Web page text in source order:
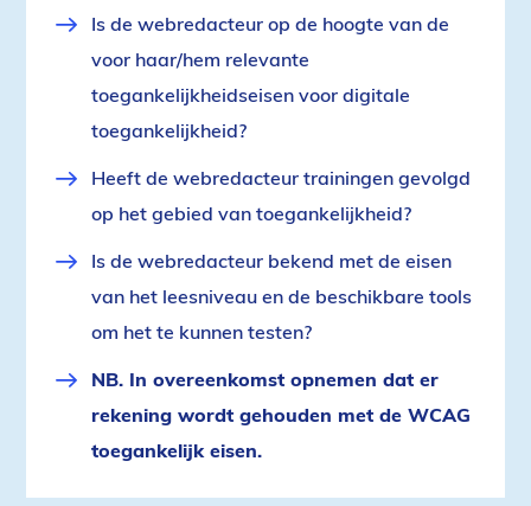
Is de webredacteur op de hoogte van de
voor haar/hem relevante
toegankelijkheidseisen voor digitale
toegankelijkheid?
Heeft de webredacteur trainingen gevolgd
op het gebied van toegankelijkheid?
Is de webredacteur bekend met de eisen
van het leesniveau en de beschikbare tools
om het te kunnen testen?
NB. In overeenkomst opnemen dat er
rekening wordt gehouden met de WCAG
toegankelijk eisen.